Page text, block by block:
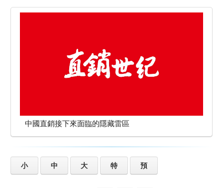
中國直銷接下來面臨的隱藏雷區
小 中 大 特 預